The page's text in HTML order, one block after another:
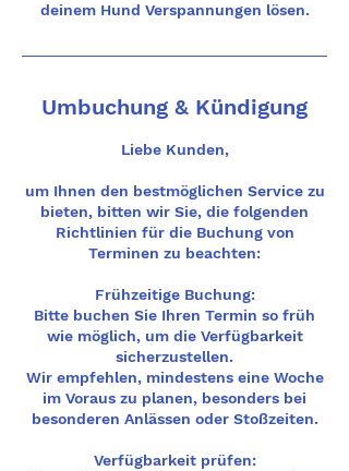
deinem Hund Verspannungen lösen.
Umbuchung & Kündigung
Liebe Kunden,
um Ihnen den bestmöglichen Service zu
bieten, bitten wir Sie, die folgenden
Richtlinien für die Buchung von
Terminen zu beachten:
Frühzeitige Buchung:
Bitte buchen Sie Ihren Termin so früh
wie möglich, um die Verfügbarkeit
sicherzustellen.
Wir empfehlen, mindestens eine Woche
im Voraus zu planen, besonders bei
besonderen Anlässen oder Stoßzeiten.
Verfügbarkeit prüfen: